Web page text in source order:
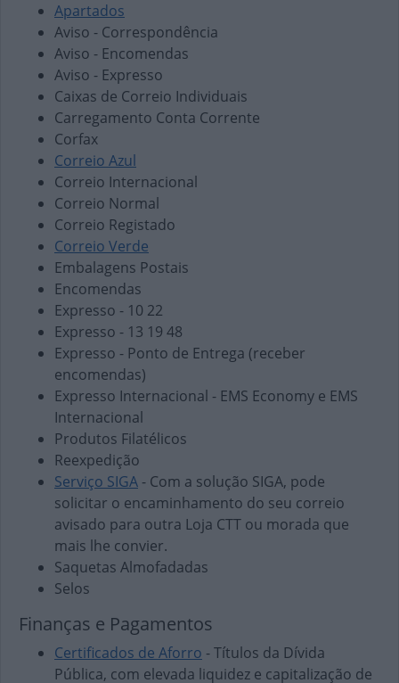
Apartados
Aviso - Correspondência
Aviso - Encomendas
Aviso - Expresso
Caixas de Correio Individuais
Carregamento Conta Corrente
Corfax
Correio Azul
Correio Internacional
Correio Normal
Correio Registado
Correio Verde
Embalagens Postais
Encomendas
Expresso - 10 22
Expresso - 13 19 48
Expresso - Ponto de Entrega (receber
encomendas)
Expresso Internacional - EMS Economy e EMS
Internacional
Produtos Filatélicos
Reexpedição
Serviço SIGA - Com a solução SIGA, pode
solicitar o encaminhamento do seu correio
avisado para outra Loja CTT ou morada que
mais lhe convier.
Saquetas Almofadadas
Selos
Finanças e Pagamentos
Certificados de Aforro - Títulos da Dívida
Pública, com elevada liquidez e capitalização de